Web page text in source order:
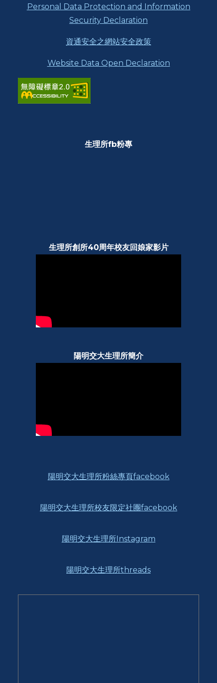
Personal Data Protection and Information
Security Declaration
資通安全之網站安全政策
Website Data Open Declaration
生理所fb粉專
生理所創所40周年校友回娘家影片
陽明交大生理所簡介
陽明交大生理所粉絲專頁facebook
陽明交大生理所校友限定社團facebook
陽明交大生理所Instagram
陽明交大生理所threads